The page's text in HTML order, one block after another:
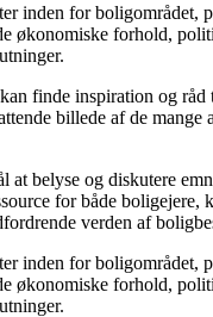
inden for
økonomiske forhold,
finde inspiration og
billede af de
belyse og diskutere
for både
verden af
inden for
økonomiske forhold,